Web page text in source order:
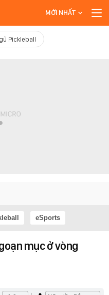
MỚI NHẤT
Pickleball
eSports
mục ở vòng